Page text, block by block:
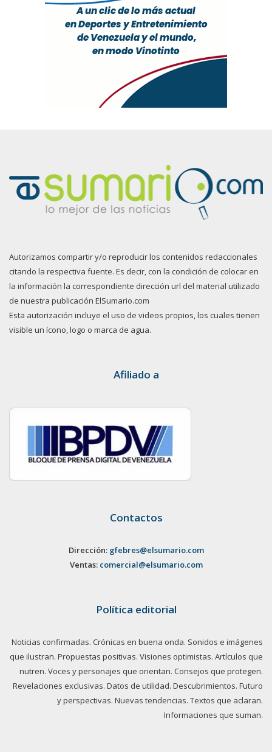
Autorizamos compartir y/o reproducir los contenidos redaccionales
citando la respectiva fuente. Es decir, con la condición de colocar en
la información la correspondiente dirección url del material utilizado
de nuestra publicación ElSumario.com
Esta autorización incluye el uso de videos propios, los cuales tienen
visible un ícono, logo o marca de agua.
Afiliado a
Contactos
Dirección: gfebres@elsumario.com
Ventas: comercial@elsumario.com
Política editorial
Noticias confirmadas. Crónicas en buena onda. Sonidos e imágenes
que ilustran. Propuestas positivas. Visiones optimistas. Artículos que
nutren. Voces y personajes que orientan. Consejos que protegen.
Revelaciones exclusivas. Datos de utilidad. Descubrimientos. Futuro
y perspectivas. Nuevas tendencias. Textos que aclaran.
Informaciones que suman.